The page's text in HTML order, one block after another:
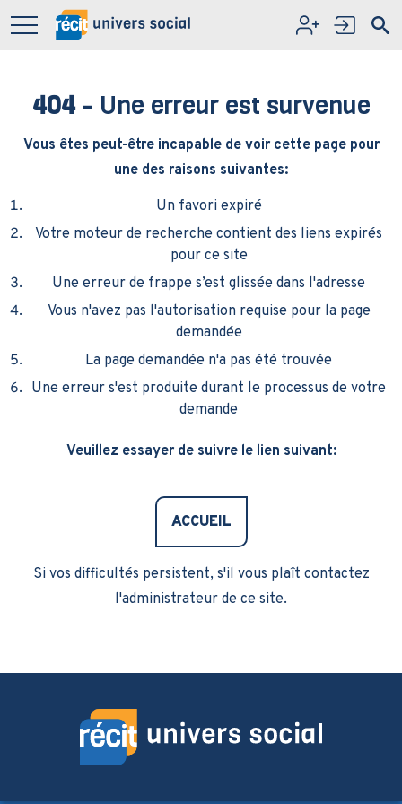
Aller au contenu principal
404- Une erreur est survenue
Vous êtes peut-être incapable de voir cette page pour
une des raisons suivantes:
Un favori expiré
Votre moteur de recherche contient des liens expirés
pour ce site
Une erreur de frappe s’est glissée dans l'adresse
Vous n'avez pas l'autorisation requise pour la page
demandée
La page demandée n'a pas été trouvée
Une erreur s'est produite durant le processus de votre
demande
Veuillez essayer de suivre le lien suivant:
ACCUEIL
Si vos difficultés persistent, s'il vous plaît contactez
l'administrateur de ce site.